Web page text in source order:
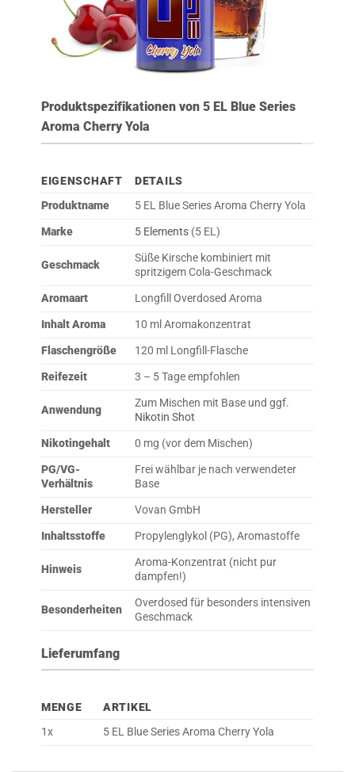
Produktspezifikationen von 5 EL Blue Series
Aroma Cherry Yola
EIGENSCHAFT
DETAILS
Produktname
5 EL Blue Series Aroma Cherry Yola
Marke
5 Elements(5 EL)
Geschmack
Süße Kirsche kombiniert mit
spritzigem Cola-Geschmack
Aromaart
Longfill Overdosed Aroma
Inhalt Aroma
10 ml Aromakonzentrat
Flaschengröße
120 ml Longfill-Flasche
Reifezeit
3 – 5 Tage empfohlen
Anwendung
Zum Mischen mit Base und ggf.
Nikotin Shot
Nikotingehalt
0 mg (vor dem Mischen)
PG/VG-
Verhältnis
Frei wählbar je nach verwendeter
Base
Hersteller
Vovan GmbH
Inhaltsstoffe
Propylenglykol (PG), Aromastoffe
Hinweis
Aroma-Konzentrat (nicht pur
dampfen!)
Besonderheiten
Overdosed für besonders intensiven
Geschmack
Lieferumfang
MENGE
ARTIKEL
1x
5 EL Blue Series Aroma Cherry Yola